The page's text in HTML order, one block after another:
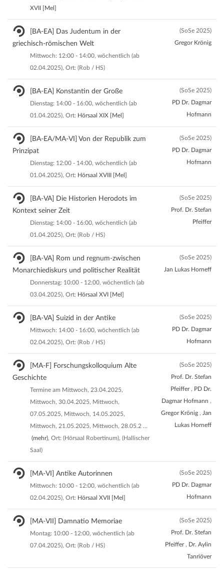
XVII [Mel]
[BA-EA] Das Judentum in der
griechisch-römischen Welt
Mittwoch: 12:00 - 14:00, wöchentlich (ab
02.04.2025), Ort: (Rob / HS)
(SoSe 2025)
Gregor Krönig
[BA-EA] Konstantin der Große
Dienstag: 14:00 - 16:00, wöchentlich (ab
01.04.2025), Ort: Hörsaal XIX [Mel]
(SoSe 2025)
PD Dr. Dagmar
Hofmann
[BA-EA/MA-VI] Von der Republik zum
Prinzipat
Dienstag: 12:00 - 14:00, wöchentlich (ab
01.04.2025), Ort: Hörsaal XVIII [Mel]
(SoSe 2025)
PD Dr. Dagmar
Hofmann
[BA-VA] Die Historien Herodots im
Kontext seiner Zeit
Dienstag: 14:00 - 16:00, wöchentlich (ab
01.04.2025), Ort: (Rob / HS)
(SoSe 2025)
Prof. Dr. Stefan
Pfeiffer
[BA-VA] Rom und regnum-zwischen
Monarchiediskurs und politischer Realität
Donnerstag: 10:00 - 12:00, wöchentlich (ab
03.04.2025), Ort: Hörsaal XVI [Mel]
(SoSe 2025)
Jan Lukas Horneff
[BA-VA] Suizid in der Antike
Mittwoch: 14:00 - 16:00, wöchentlich (ab
02.04.2025), Ort: (Rob / HS)
(SoSe 2025)
PD Dr. Dagmar
Hofmann
[MA-F] Forschungskolloquium Alte
Geschichte
Termine am Mittwoch, 23.04.2025,
Mittwoch, 30.04.2025, Mittwoch,
07.05.2025, Mittwoch, 14.05.2025,
Mittwoch, 21.05.2025, Mittwoch, 28.05.2 ...
(mehr), Ort: (Hörsaal Robertinum), (Hallischer
Saal)
(SoSe 2025)
Prof. Dr. Stefan
Pfeiffer , PD Dr.
Dagmar Hofmann ,
Gregor Krönig , Jan
Lukas Horneff
[MA-VI] Antike Autorinnen
Mittwoch: 10:00 - 12:00, wöchentlich (ab
02.04.2025), Ort: Hörsaal XVII [Mel]
(SoSe 2025)
PD Dr. Dagmar
Hofmann
[MA-VII] Damnatio Memoriae
Montag: 10:00 - 12:00, wöchentlich (ab
07.04.2025), Ort: (Rob / HS)
(SoSe 2025)
Prof. Dr. Stefan
Pfeiffer , Dr. Aylin
Tanriöver